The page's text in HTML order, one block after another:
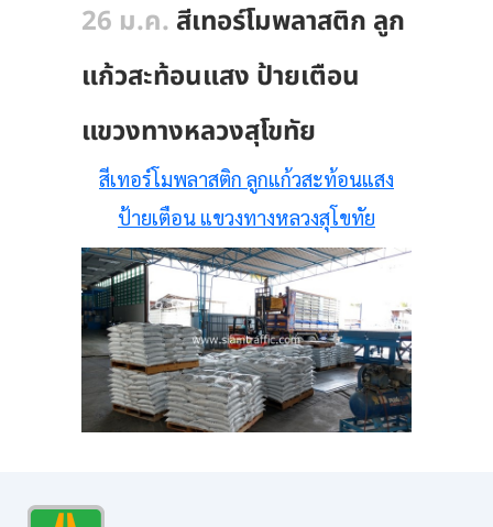
26 ม.ค. สีเทอร์โมพลาสติก ลูก
แก้วสะท้อนแสง ป้ายเตือน
แขวงทางหลวงสุโขทัย
สีเทอร์โมพลาสติก ลูกแก้วสะท้อนแสง
ป้ายเตือน แขวงทางหลวงสุโขทัย